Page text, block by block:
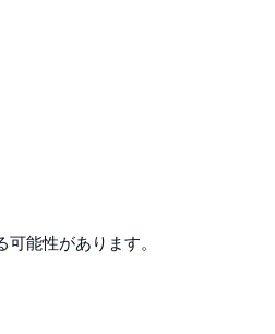
能性があります。